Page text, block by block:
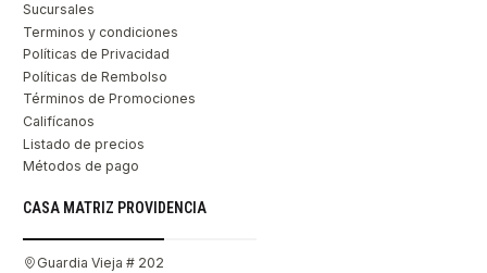
Sucursales
Terminos y condiciones
Políticas de Privacidad
Políticas de Rembolso
Términos de Promociones
Califícanos
Listado de precios
Métodos de pago
CASA MATRIZ PROVIDENCIA
Guardia Vieja # 202